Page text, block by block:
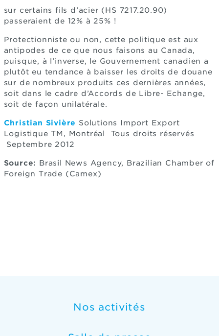
sur certains fils d’acier (HS 7217.20.90)
passeraient de 12% à 25% !
Protectionniste ou non, cette politique est aux
antipodes de ce que nous faisons au Canada,
puisque, à l’inverse, le Gouvernement canadien a
plutôt eu tendance à baisser les droits de douane
sur de nombreux produits ces dernières années,
soit dans le cadre d’Accords de Libre- Echange,
soit de façon unilatérale.
Christian Sivière Solutions Import Export
Logistique TM, Montréal Tous droits réservés
Septembre 2012
Source: Brasil News Agency, Brazilian Chamber of
Foreign Trade (Camex)
Nos activités